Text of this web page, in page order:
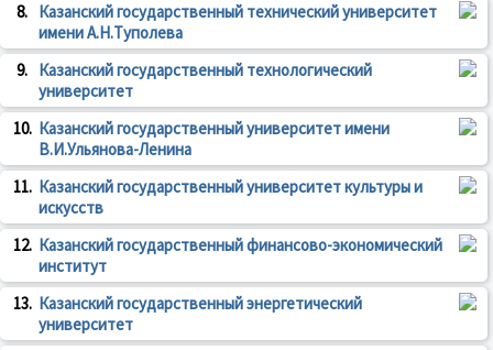
8.
Казанский государственный технический университет
имени А.Н.Туполева
9.
Казанский государственный технологический
университет
10. Казанский государственный университет имени
В.И.Ульянова-Ленина
11. Казанский государственный университет культуры и
искусств
12. Казанский государственный финансово-экономический
институт
13. Казанский государственный энергетический
университет